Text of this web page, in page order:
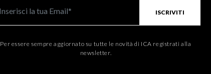
ISCRIVITI
Per essere sempre aggiornato su tutte le novità di ICA registrati alla
newsletter.